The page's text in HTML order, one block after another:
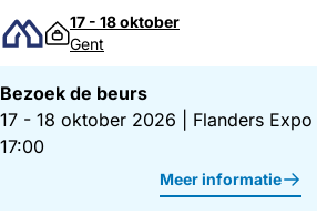
Direct naar inhoud
17 - 18 oktober
Gent
Bezoek de beurs
17 - 18 oktober 2026
Flanders Expo
17:00
Meer informatie